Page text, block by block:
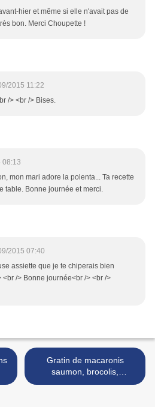
hier et même si elle n'avait pas de
bon. Merci Choupette !
2015 11:22
/> <br /> Bises.
08:13
mon mari adore la polenta... Ta recette
table. Bonne journée et merci.
2015 07:40
assiette que je te chiperais bien
<br /> Bonne journée<br /> <br />
Gratin de macaronis
saumon, brocolis,
mascarpone >